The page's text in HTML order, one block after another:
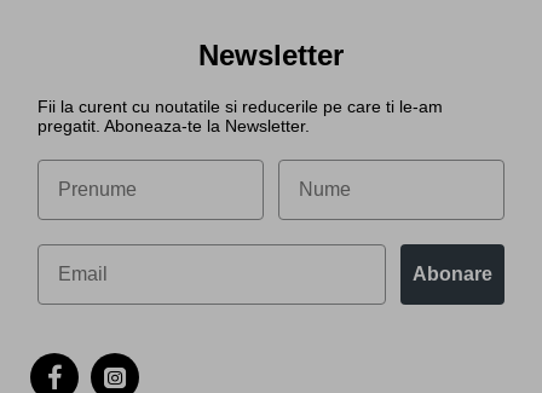
Newsletter
Fii la curent cu noutatile si reducerile pe care ti le-am
pregatit. Aboneaza-te la Newsletter.
Abonare